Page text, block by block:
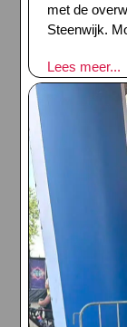
met de
Steenwijk.
Lees meer...